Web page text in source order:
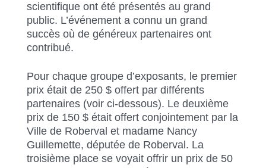
scientifique ont été présentés au grand
public. L’événement a connu un grand
succès où de généreux partenaires ont
contribué.
Pour chaque groupe d’exposants, le premier
prix était de 250 $ offert par différents
partenaires (voir ci-dessous). Le deuxième
prix de 150 $ était offert conjointement par la
Ville de Roberval et madame Nancy
Guillemette, députée de Roberval. La
troisième place se voyait offrir un prix de 50